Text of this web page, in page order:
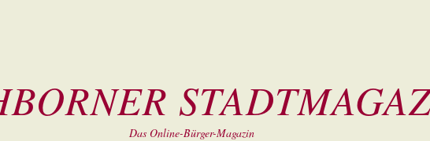
Das Online-Bürger-Magazin